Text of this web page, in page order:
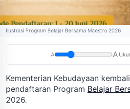
Ilustrasi Program Belajar Bersama Maestro 2026
A A
Kementerian Kebudayaan
pendaftaran Program Belajar
2026.